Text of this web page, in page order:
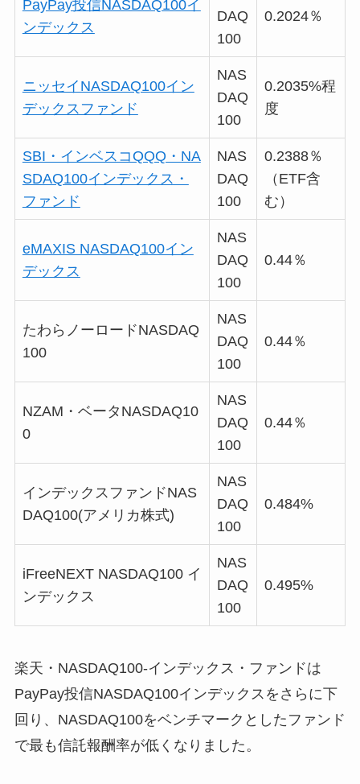
PayPay投信NASDAQ100イ
ンデックス
DAQ
100
0.2024％
ニッセイNASDAQ100イン
デックスファンド
NAS
DAQ
100
0.2035%程
度
SBI・インベスコQQQ・NA
SDAQ100インデックス・
ファンド
NAS
DAQ
100
0.2388％
（ETF含
む）
eMAXIS NASDAQ100イン
デックス
NAS
DAQ
100
0.44％
たわらノーロードNASDAQ
100
NAS
DAQ
100
0.44％
NZAM・ベータNASDAQ10
0
NAS
DAQ
100
0.44％
インデックスファンドNAS
DAQ100(アメリカ株式)
NAS
DAQ
100
0.484%
iFreeNEXT NASDAQ100 イ
ンデックス
NAS
DAQ
100
0.495%
楽天・NASDAQ100-インデックス・ファンドは
PayPay投信NASDAQ100インデックスをさらに下
回り、NASDAQ100をベンチマークとしたファンド
で最も信託報酬率が低くなりました。